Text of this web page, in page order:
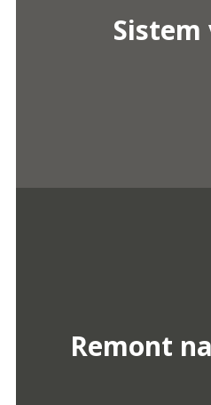
Sistem
Remont